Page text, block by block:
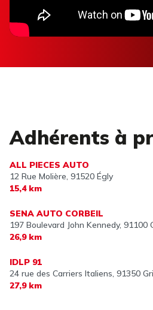
Adhérents à
ALL PIECES AUTO
12 Rue Molière, 91520 Égly
15,4 km
SENA AUTO CORBEIL
197 Boulevard John Kennedy, 91100
26,9 km
IDLP 91
24 rue des Carriers Italiens, 91350
27,9 km